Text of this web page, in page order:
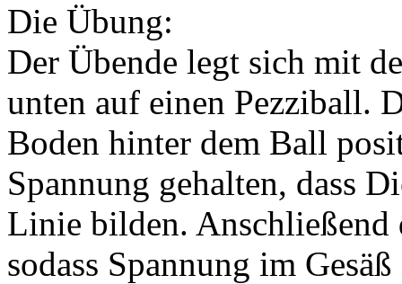
Die Übung:
Der Übende legt sich mit
unten auf einen Pezziball.
Boden hinter dem Ball
Spannung gehalten, dass
Linie bilden. Anschließend
sodass Spannung im